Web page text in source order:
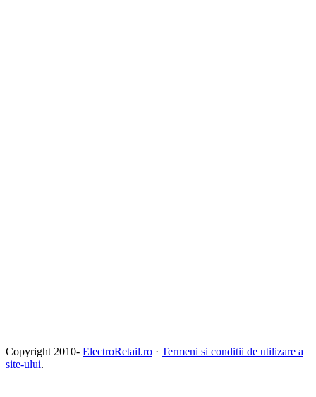
Copyright 2010- ElectroRetail.ro · Termeni si conditii de utilizare a
site-ului.